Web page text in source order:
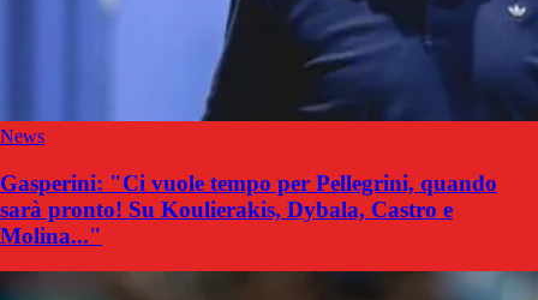
News
Gasperini: "Ci vuole tempo per Pellegrini, quando
sarà pronto! Su Koulierakis, Dybala, Castro e
Molina..."